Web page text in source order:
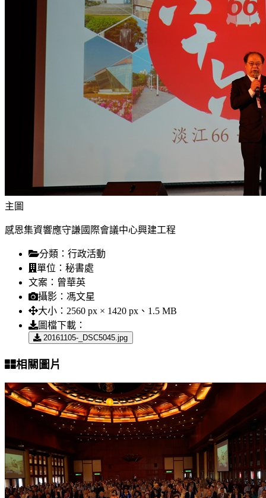
主圖
感恩集資響應守謙國際會議中心興建工程
分類： 行政活動
單位： 秘書處
文案： 曾華英
攝影： 馮文星
大小： 2560 px × 1420 px、1.5 MB
圖檔下載：
20161105-_DSC5045.jpg
相關圖片